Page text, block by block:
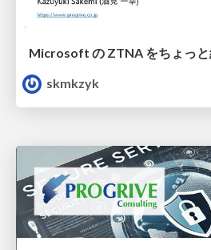
Microsoft の ZTNA をちょっと
skmkzyk